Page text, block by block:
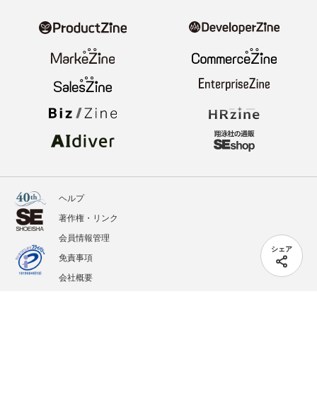
シェア
ヘルプ
著作権・リンク
会員情報管理
免責事項
会社概要